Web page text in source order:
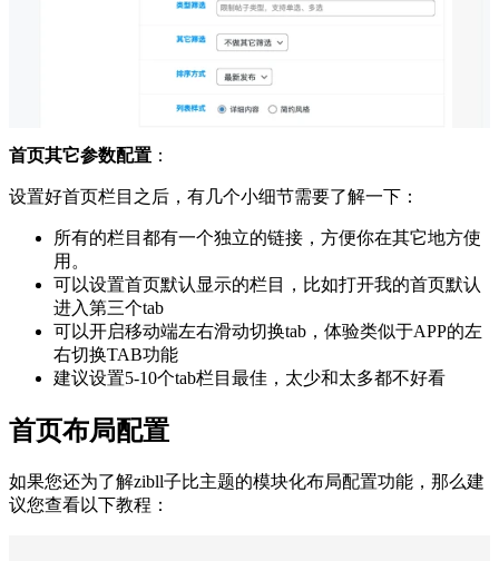
首页其它参数配置 ：
设置好首页栏目之后，有几个小细节需要了解一下：
所有的栏目都有一个独立的链接，方便你在其它地方使
用。
可以设置首页默认显示的栏目，比如打开我的首页默认
进入第三个tab
可以开启移动端左右滑动切换tab，体验类似于APP的左
右切换TAB功能
建议设置5-10个tab栏目最佳，太少和太多都不好看
首页布局配置
如果您还为了解zibll子比主题的模块化布局配置功能，那么建
议您查看以下教程：